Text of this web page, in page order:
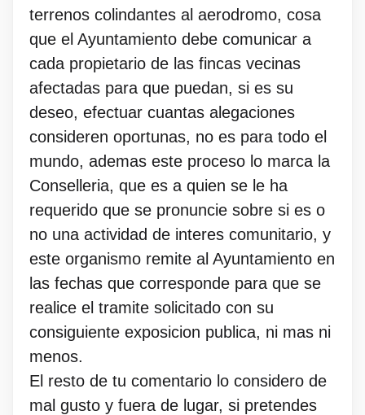
terrenos colindantes al aerodromo, cosa
que el Ayuntamiento debe comunicar a
cada propietario de las fincas vecinas
afectadas para que puedan, si es su
deseo, efectuar cuantas alegaciones
consideren oportunas, no es para todo el
mundo, ademas este proceso lo marca la
Conselleria, que es a quien se le ha
requerido que se pronuncie sobre si es o
no una actividad de interes comunitario, y
este organismo remite al Ayuntamiento en
las fechas que corresponde para que se
realice el tramite solicitado con su
consiguiente exposicion publica, ni mas ni
menos.
El resto de tu comentario lo considero de
mal gusto y fuera de lugar, si pretendes